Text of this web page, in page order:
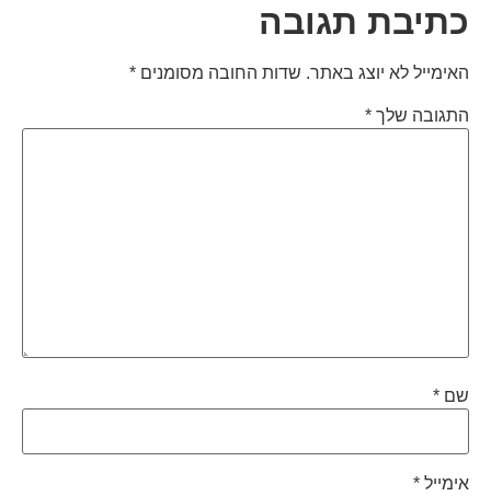
כתיבת תגובה
האימייל לא יוצג באתר. שדות החובה מסומנים *
התגובה שלך *
שם *
אימייל *